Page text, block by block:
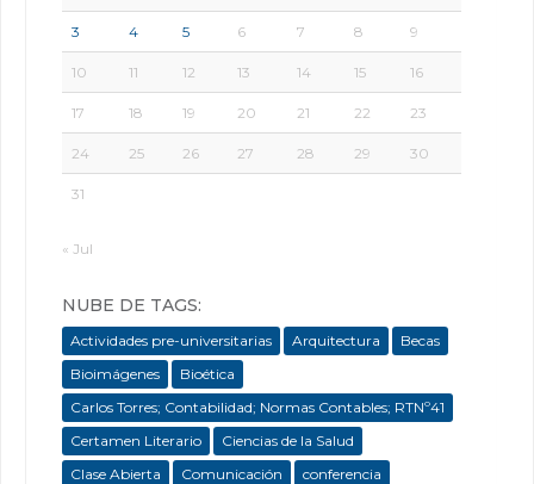
3 4 5 6 7 8 9
10 11 12 13 14 15 16
17 18 19 20 21 22 23
24 25 26 27 28 29 30
31
« Jul
NUBE DE TAGS:
Actividades pre-universitarias Arquitectura
Becas
Bioimágenes
Bioética
Carlos Torres; Contabilidad; Normas Contables; RTNº41
Certamen Literario
Ciencias de la Salud
Clase Abierta
Comunicación
conferencia